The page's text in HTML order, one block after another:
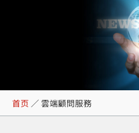
雲端顧問服
首页 ／ 雲端顧問服務